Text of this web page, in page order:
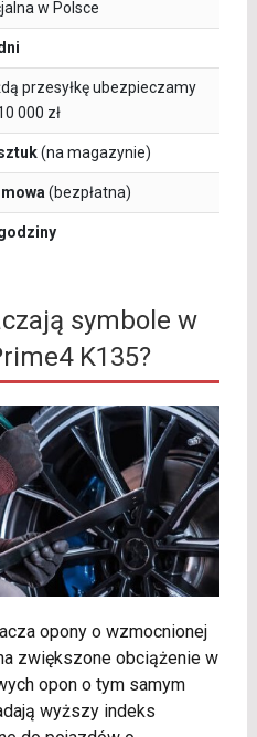
w Polsce
przesyłkę ubezpieczamy
000 zł
(na magazynie)
(bezpłatna)
symbole w
K135?
opony o wzmocnionej
zwiększone obciążenie w
opon o tym samym
wyższy indeks